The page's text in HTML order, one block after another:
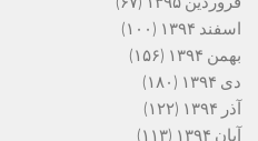
اسفند ۱۳۹۴
(۱۰۰)
بهمن ۱۳۹۴
(۱۵۶)
دی ۱۳۹۴
(۱۸۰)
آذر ۱۳۹۴
(۱۲۲)
آبان ۱۳۹۴
(۱۱۳)